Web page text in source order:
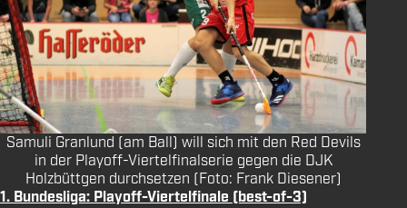
Samuli Granlund (am Ball) will sich mit den Red Devils
in der Playoff-Viertelfinalserie gegen die DJK
Holzbüttgen durchsetzen (Foto: Frank Diesener)
1. Bundesliga: Playoff-Viertelfinale (best-of-3)